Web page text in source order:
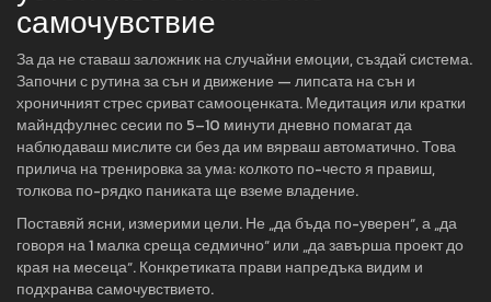
самочувствие
За да не ставаш заложник на случайни емоции, създай система.
Започни с рутина за сън и движение — липсата на сън и
хроничният стрес сриват самооценката. Медитация или кратки
майндфулнес сесии по 5–10 минути дневно помагат да
наблюдаваш мислите си без да им вярваш автоматично. Това
прилича на тренировка за ума: колкото по-често я правиш,
толкова по-рядко паниката ще вземе владение.
Поставяй ясни, измерими цели. Не „да бъда по-уверен“, а „да
говоря на 1 малка среща седмично“ или „да завърша проект до
края на месеца“. Конкретиката прави напредъка видим и
подхранва самочувствието.